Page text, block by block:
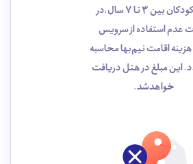
برای کودکان بین 3 تا 7 سال،در
عدم استفاده از سرویس
هزینه اقامت نیم‌بها محاسبه
این مبلغ در هتل دریافت
خواهدشد.